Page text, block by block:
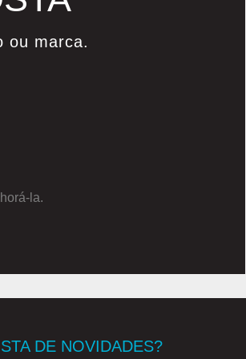
ou marca.
la.
DE NOVIDADES?